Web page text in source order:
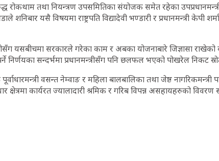
रोकथाम तथा नियन्त्रण उपसमितिका संयोजक समेत रहेका
शनिबार यसै विषयमा राष्ट्रपति विद्यादेवी भण्डारी र प्रधानमन्त्री केपी
यसबीचमा सरकारले गरेका काम र अबका योजनाबारे जिज्ञासा
निर्णयका सन्दर्भमा प्रधानमन्त्रीसँग पनि छलफल भएको पोखरेल निकट
वसन्त नेम्वाङ र महिला बालबालिका तथा जेष्ठ
क्षेत्रमा कार्यरत ज्यालादारी श्रमिक र गरिब विपन्न असहायहरुको